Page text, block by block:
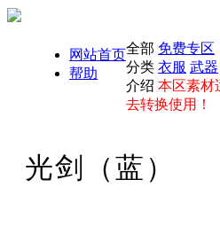
网站首页
帮助
全部 免费专区
分类 衣服 武器
介绍 本区素材
去转换使用！
光剑（蓝）